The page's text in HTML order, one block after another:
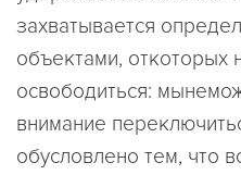
захватывается
объектами, откоторых
освободиться:
внимание
обусловлено тем, что